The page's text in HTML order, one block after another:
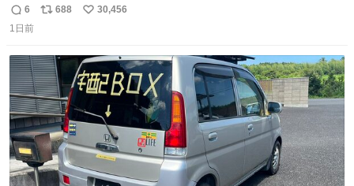
元気出してほしい
返
信
6
リ
ト
数
688
い
数
30,456
1日前